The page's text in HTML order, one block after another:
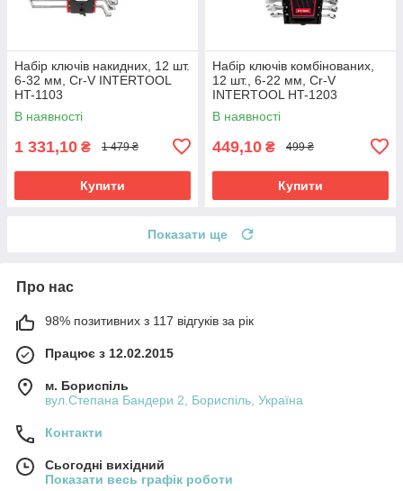
Набір ключів накидних, 12 шт.
6-32 мм, Cr-V INTERTOOL
HT-1103
В наявності
1 331,10 ₴ 1 479 ₴
Купити
Набір ключів комбінованих,
12 шт., 6-22 мм, Cr-V
INTERTOOL HT-1203
В наявності
449,10 ₴ 499 ₴
Купити
Показати ще
Про нас
98% позитивних з 117 відгуків за рік
Працює з 12.02.2015
м. Бориспіль
вул.Степана Бандери 2, Бориспіль, Україна
Контакти
Сьогодні вихідний
Показати весь графік роботи